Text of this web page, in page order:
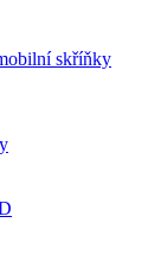
skříňky